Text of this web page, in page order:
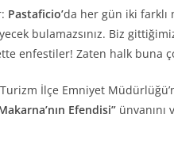
Pastaficio’da her gün iki farklı
bulamazsınız. Biz
enfestiler! Zaten halk buna
İlçe Emniyet
Efendisi”